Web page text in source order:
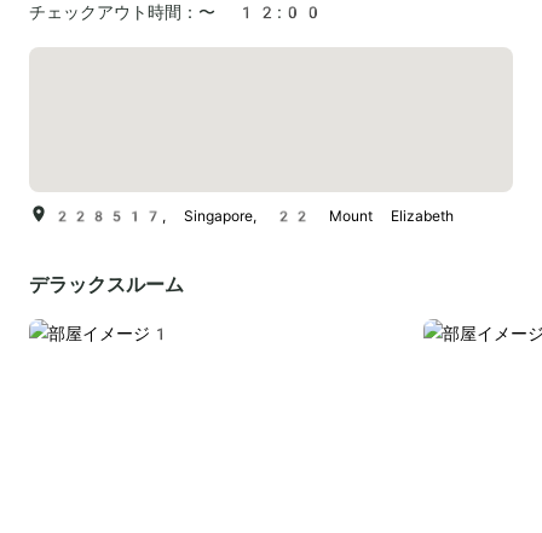
チェックアウト時間： 〜 12:00
228517, Singapore, 22 Mount Elizabeth
デラックスルーム